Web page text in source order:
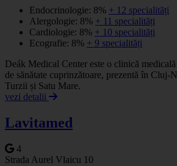
Endocrinologie: 8% + 12 specialități
Alergologie: 8% + 11 specialități
Cardiologie: 8% + 10 specialități
Ecografie: 8% + 9 specialități
Deák Medical Center este o clinică
de sănătate cuprinzătoare, prezentă în Cluj-
Turzii și Satu Mare.
vezi detalii
Lavitamed
4
Strada Aurel Vlaicu 10